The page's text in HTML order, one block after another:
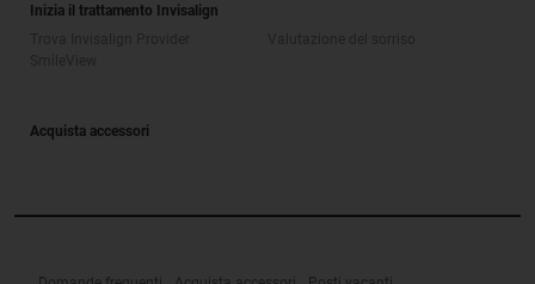
Inizia il trattamento Invisalign
Acquista accessori